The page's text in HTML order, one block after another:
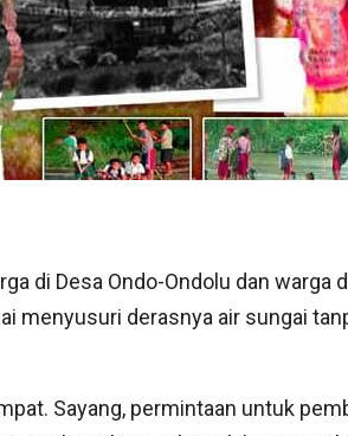
di Desa Ondo-Ondolu dan warga
menyusuri derasnya air sungai
Sayang, permintaan untuk